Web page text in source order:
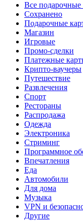
Все подарочные
Сохранено
Подарочные
Магазин
Игровые
Промо-сделки
Платежные
Крипто-ваучеры
Путешествие
Развлечения
Спорт
Рестораны
Распродажа
Одежда
Электроника
Стриминг
Программное
Впечатления
Еда
Автомобили
Для дома
Музыка
VPN и
Другие